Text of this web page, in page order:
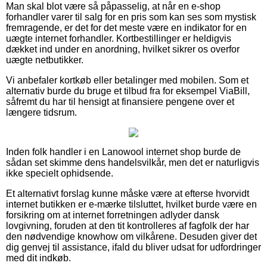
Man skal blot være så påpasselig, at når en e-shop
forhandler varer til salg for en pris som kan ses som mystisk
fremragende, er det for det meste være en indikator for en
uægte internet forhandler. Kortbestillinger er heldigvis
dækket ind under en anordning, hvilket sikrer os overfor
uægte netbutikker.
Vi anbefaler kortkøb eller betalinger med mobilen. Som et
alternativ burde du bruge et tilbud fra for eksempel ViaBill,
såfremt du har til hensigt at finansiere pengene over et
længere tidsrum.
Inden folk handler i en Lanowool internet shop burde de
sådan set skimme dens handelsvilkår, men det er naturligvis
ikke specielt ophidsende.
Et alternativt forslag kunne måske være at efterse hvorvidt
internet butikken er e-mærke tilsluttet, hvilket burde være en
forsikring om at internet forretningen adlyder dansk
lovgivning, foruden at den tit kontrolleres af fagfolk der har
den nødvendige knowhow om vilkårene. Desuden giver det
dig genvej til assistance, ifald du bliver udsat for udfordringer
med dit indkøb.